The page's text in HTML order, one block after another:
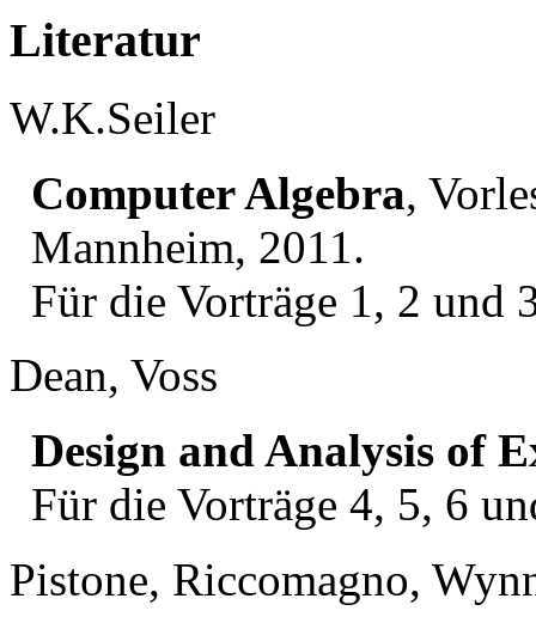
Literatur
W.K.Seiler
Computer Algebra,
Mannheim, 2011.
Für die Vorträge 1, 2 und
Dean, Voss
Design and Analysis of
Für die Vorträge 4, 5, 6
Pistone, Riccomagno,